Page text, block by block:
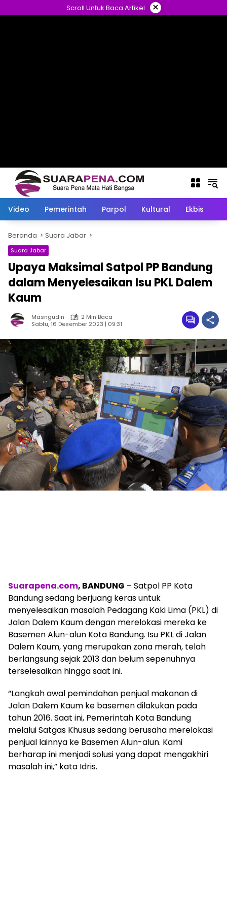
ke
Scroll Untuk Baca Artikel ×
Video Pemerintah Parpol Kultural Ekbis
Beranda Suara Jabar
Suara Jabar
Upaya Maksimal Satpol PP Bandung
dalam Menyelesaikan Isu PKL Dalem
Kaum
Masngudin
2 Min Baca
Sabtu, 16 Desember 2023 | 09:31
Suarapena.com, BANDUNG – Satpol PP Kota
Bandung sedang berjuang keras untuk
menyelesaikan masalah Pedagang Kaki Lima (PKL) di
Jalan Dalem Kaum dengan merelokasi mereka ke
Basemen Alun-alun Kota Bandung. Isu PKL di Jalan
Dalem Kaum, yang merupakan zona merah, telah
berlangsung sejak 2013 dan belum sepenuhnya
terselesaikan hingga saat ini.
“Langkah awal pemindahan penjual makanan di
Jalan Dalem Kaum ke basemen dilakukan pada
tahun 2016. Saat ini, Pemerintah Kota Bandung
melalui Satgas Khusus sedang berusaha merelokasi
penjual lainnya ke Basemen Alun-alun. Kami
berharap ini menjadi solusi yang dapat mengakhiri
masalah ini,” kata Idris.